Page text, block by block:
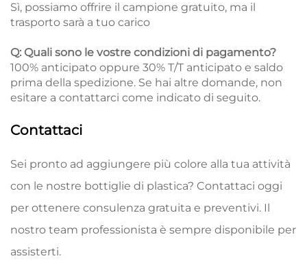
Sì, possiamo offrire il campione gratuito, ma il
trasporto sarà a tuo carico
Q: Quali sono le vostre condizioni di pagamento?
100% anticipato oppure 30% T/T anticipato e saldo
prima della spedizione. Se hai altre domande, non
esitare a contattarci come indicato di seguito.
Contattaci
Sei pronto ad aggiungere più colore alla tua attività
con le nostre bottiglie di plastica? Contattaci oggi
per ottenere consulenza gratuita e preventivi. Il
nostro team professionista è sempre disponibile per
assisterti.